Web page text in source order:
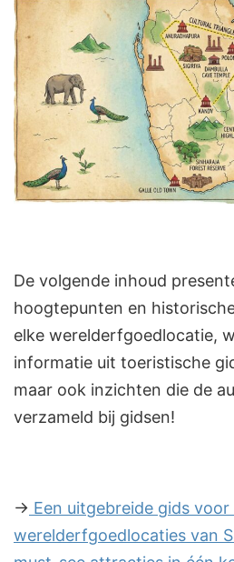
De volgende inhoud
hoogtepunten en
elke werelderfgoedlocatie,
informatie uit toeristische
maar ook inzichten die de
verzameld bij gidsen!
→ Een uitgebreide gids
werelderfgoedlocaties van